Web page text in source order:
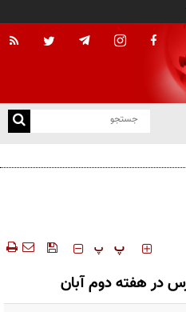
‍‍‍ پ پ